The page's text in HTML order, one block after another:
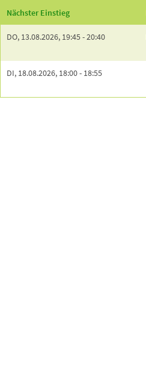
Nächster Einstieg
DO, 13.08.2026, 19:45- 20:40
DI, 18.08.2026, 18:00- 18:55